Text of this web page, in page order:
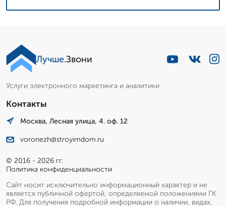
Лучше.Звони
Услуги электронного маркетинга и аналитики
Контакты
Москва, Лесная улица, 4. оф. 12
voronezh@stroyimdom.ru
© 2016 - 2026 гг.
Политика конфиденциальности
Сайт носит исключительно информационный характер и не
является публичной офертой, определяемой положениями ГК
РФ. Для получения подробной информации о наличии, видах,